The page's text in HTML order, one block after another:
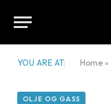
YOU ARE AT: Home »
OLJE OG GASS